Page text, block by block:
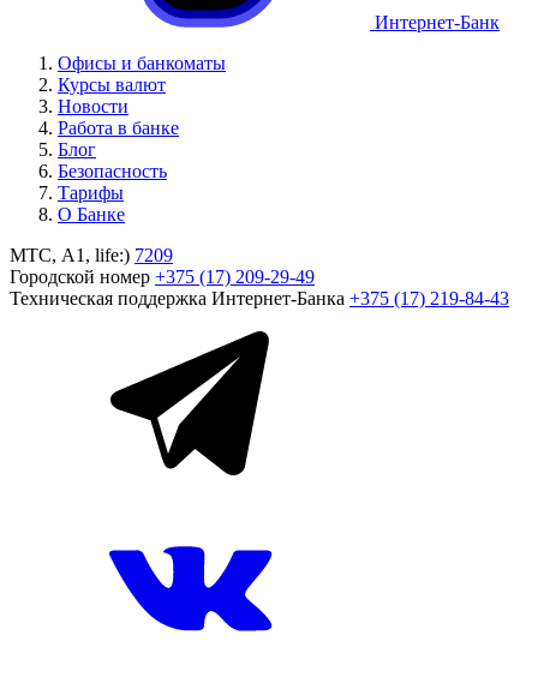
Интернет-Банк
Офисы и банкоматы
Курсы валют
Новости
Работа в банке
Блог
Безопасность
Тарифы
О Банке
МТС, A1, life:) 7209
Городской номер +375 (17) 209-29-49
Техническая поддержка Интернет-Банка +375 (17) 219-84-43